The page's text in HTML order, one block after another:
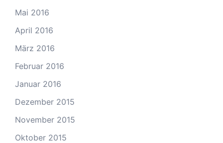
Mai 2016
April 2016
März 2016
Februar 2016
Januar 2016
Dezember 2015
November 2015
Oktober 2015